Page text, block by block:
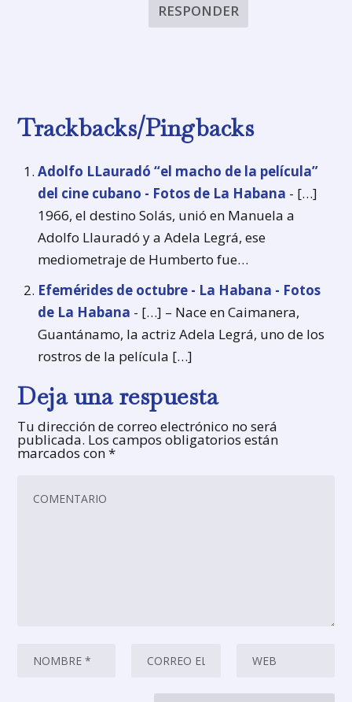
RESPONDER
Trackbacks/Pingbacks
Adolfo LLauradó “el macho de la película”
del cine cubano - Fotos de La Habana - […]
1966, el destino Solás, unió en Manuela a
Adolfo Llauradó y a Adela Legrá, ese
mediometraje de Humberto fue…
Efemérides de octubre - La Habana - Fotos
de La Habana - […] – Nace en Caimanera,
Guantánamo, la actriz Adela Legrá, uno de los
rostros de la película […]
Deja una respuesta
Tu dirección de correo electrónico no será
publicada. Los campos obligatorios están
marcados con*